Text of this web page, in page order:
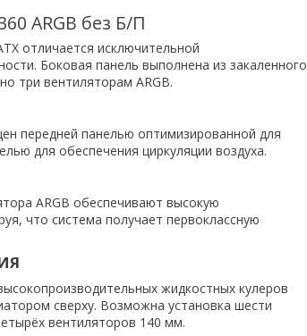
ARGB без Б/П
отличается исключительной
Боковая панель выполнена из закаленного
три вентиляторам ARGB.
передней панелью оптимизированной для
для обеспечения циркуляции воздуха.
ARGB обеспечивают высокую
что система получает первоклассную
жидкостных кулеров
сверху. Возможна установка шести
вентиляторов 140 мм.